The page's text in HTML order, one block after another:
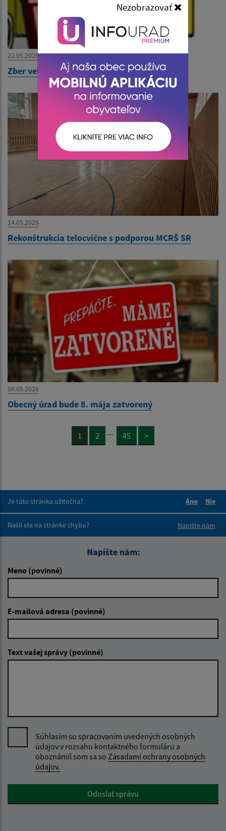
Nezobrazovať
22.05.2026
Zber veľkoobjemového odpadu od 27.5.2026
14.05.2026
Rekonštrukcia telocvične s podporou MCRŠ SR
06.05.2026
Obecný úrad bude 8. mája zatvorený
1 2 ... 45 >
Je táto stránka užitočná?
Áno
Nie
Našli ste na stránke chybu?
Napíšte nám
Napíšte nám:
Meno (povinné)
E-mailová adresa (povinné)
Text vašej správy (povinné)
Súhlasím so spracovaním uvedených osobných
údajov v rozsahu kontaktného formuláru a
oboznámil som sa so Zásadami ochrany osobných
údajov.
Google reCaptcha ResponseOdoslať správu